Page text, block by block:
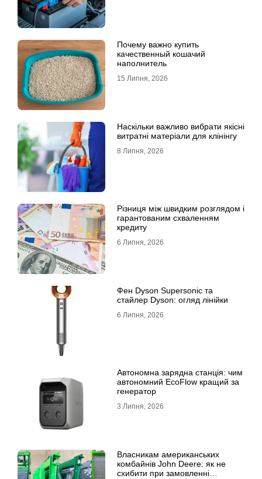
Почему важно купить
качественный кошачий
наполнитель
15 Липня, 2026
Наскільки важливо вибрати якісні
витратні матеріали для клінінгу
8 Липня, 2026
Різниця між швидким розглядом і
гарантованим схваленням
кредиту
6 Липня, 2026
Фен Dyson Supersonic та
стайлер Dyson: огляд лінійки
6 Липня, 2026
Автономна зарядна станція: чим
автономний EcoFlow кращий за
генератор
3 Липня, 2026
Власникам американських
комбайнів John Deere: як не
схибити при замовленні